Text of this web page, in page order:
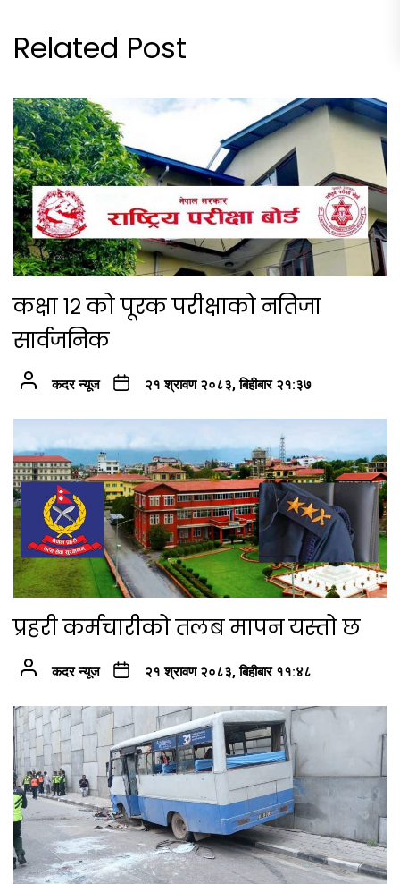
Related Post
कक्षा १२ को पूरक परीक्षाको नतिजा
सार्वजनिक
कदर न्यूज २१ श्रावण २०८३, बिहीबार २१:३७
प्रहरी कर्मचारीको तलब मापन यस्तो छ
कदर न्यूज २१ श्रावण २०८३, बिहीबार ११:४८